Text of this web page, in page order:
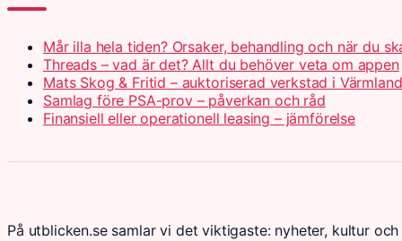
Mår illa hela tiden? Orsaker, behandling och när du
Threads – vad är det? Allt du behöver veta om appen
Mats Skog & Fritid – auktoriserad verkstad i Värmland
Samlag före PSA-prov – påverkan och råd
Finansiell eller operationell leasing – jämförelse
På utblicken.se samlar vi det viktigaste: nyheter, kultur